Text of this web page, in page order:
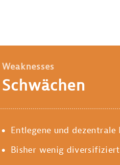
Weaknesses
Schwächen
Entlegene und dezentrale
Bisher wenig